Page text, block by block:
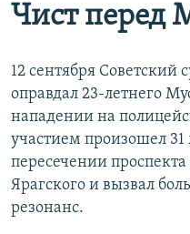
Чист перед
12 сентября Советский
оправдал 23-летнего
нападении на
участием произошел
пересечении
Ярагского и вызвал
резонанс.